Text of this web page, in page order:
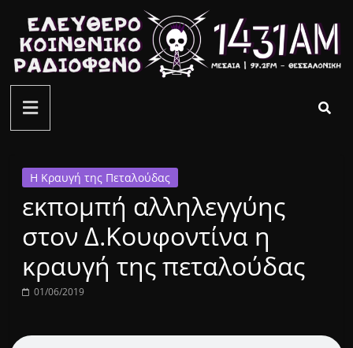
περιεχόμενο
ελεύθερο
κοινωνικό
ραδιόφωνο
1431AM
Η Κραυγή της Πεταλούδας
εκπομπή αλληλεγγύης
στον Δ.Κουφοντίνα η
κραυγή της πεταλούδας
01/06/2019